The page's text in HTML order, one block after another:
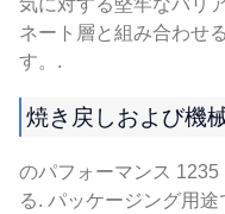
気に対する堅牢なバリ
ネート層と組み合わせ
す。.
焼き戻しおよび機
のパフォーマンス
る. パッケージング用